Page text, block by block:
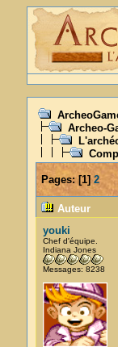
Archeo-
Pages:[1] 2
Auteur
youki
Chef d'équipe.
Indiana Jones
Messages: 8238